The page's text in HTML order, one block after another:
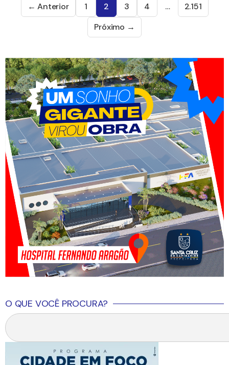
← Anterior 1 2 3 4 …
2.151
Próximo →
O QUE VOCÊ PROCURA?